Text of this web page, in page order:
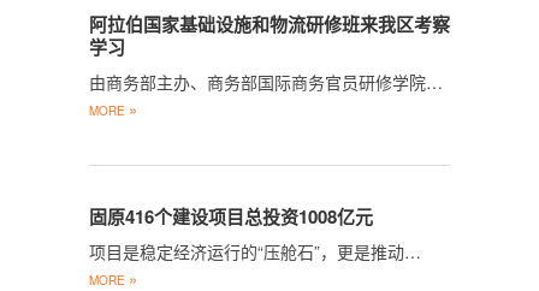
阿拉伯国家基础设施和物流研修班来我区考察
学习
由商务部主办、商务部国际商务官员研修学院…
MORE »
固原416个建设项目总投资1008亿元
项目是稳定经济运行的“压舱石”，更是推动…
MORE »